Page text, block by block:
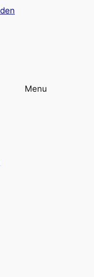
Menu